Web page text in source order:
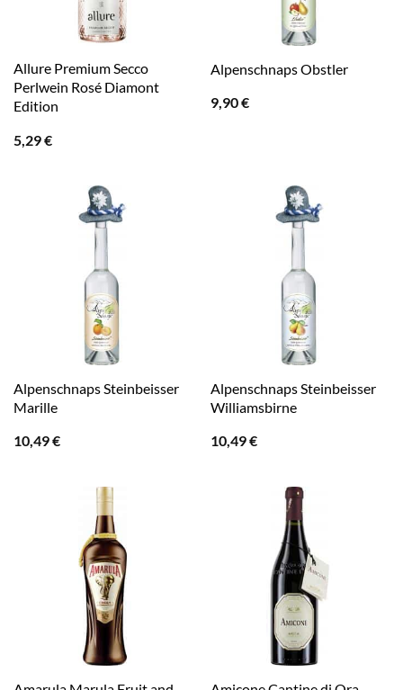
Allure Premium Secco
Perlwein Rosé Diamont
Edition
5,29€
Alpenschnaps Obstler
9,90€
Alpenschnaps Steinbeisser
Marille
10,49€
Alpenschnaps Steinbeisser
Williamsbirne
10,49€